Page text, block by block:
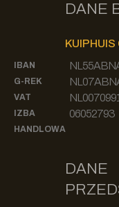
DANE
KUIPHUIS
IBAN
G-REK
VAT
IZBA
HANDLOWA
06052793
DANE